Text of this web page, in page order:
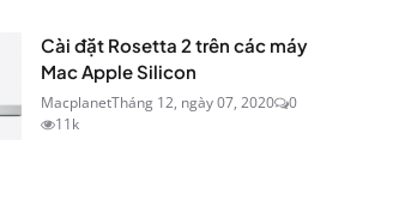
Cài đặt Rosetta 2 trên các máy
Mac Apple Silicon
MacplanetTháng 12, ngày 07, 2020
0
11k